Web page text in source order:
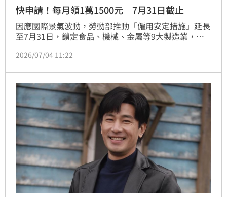
快申請！每月領1萬1500元 7月31日截止
因應國際景氣波動，勞動部推動「僱用安定措施」延長
至7月31日，鎖定食品、機械、金屬等9大製造業，協
達30日以上，最高可領取每月1萬1,500元薪資差額補
動力發展署北分署強調，將由專人主動協助企業完成通
報與申請流程，確保勞工生活穩定，並鼓勵員工在減班
期間精進專業技能。此舉不僅協助企業度過景氣寒冬，
更透過政府資源介入，有效降低裁員風險，保障勞工權
益，相關行業從業人員可把握期限申請。
2026/07/04 11:22